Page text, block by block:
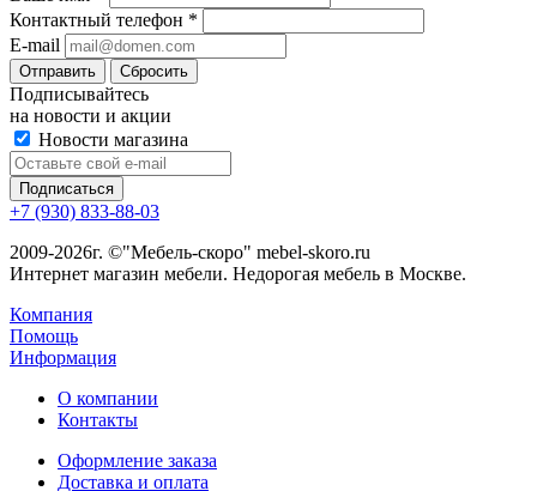
Контактный телефон *
E-mail
Сбросить
Подписывайтесь
на новости и акции
Новости магазина
+7 (930) 833-88-03
2009-2026г. ©"Мебель-скоро" mebel-skoro.ru
Интернет магазин мебели. Недорогая мебель в Москве.
Компания
Помощь
Информация
О компании
Контакты
Оформление заказа
Доставка и оплата